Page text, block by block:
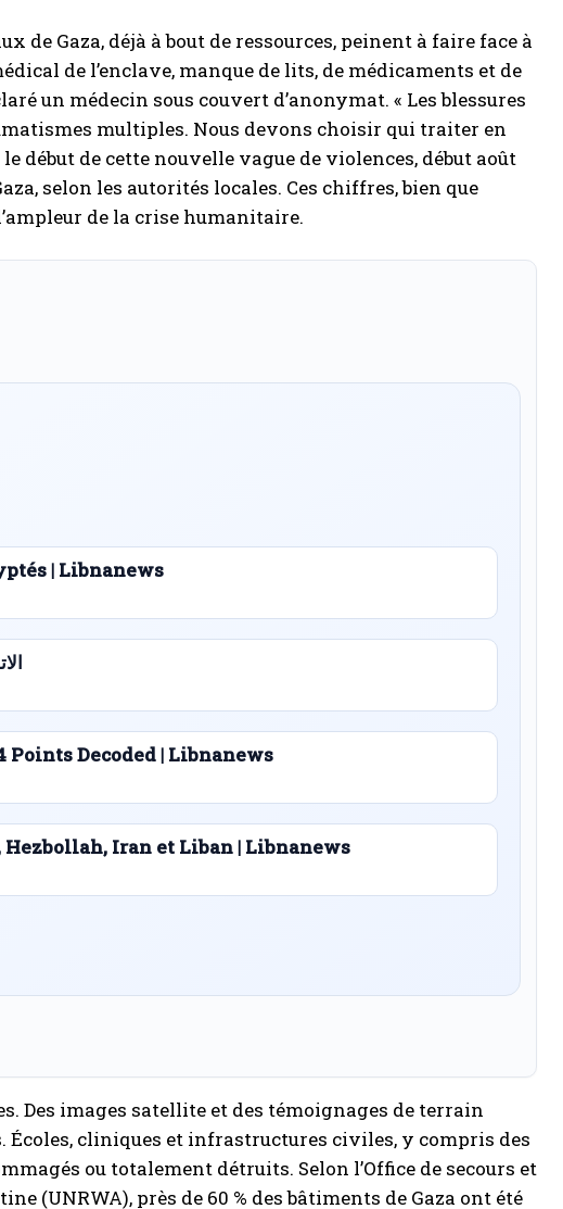
de Gaza, déjà à bout de ressources, peinent à faire face à
de l’enclave, manque de lits, de médicaments et de
un médecin sous couvert d’anonymat. « Les blessures
multiples. Nous devons choisir qui traiter en
début de cette nouvelle vague de violences, début août
selon les autorités locales. Ces chiffres, bien que
de la crise humanitaire.
| Libnanews
Decoded | Libnanews
Iran et Liban | Libnanews
Des images satellite et des témoignages de terrain
cliniques et infrastructures civiles, y compris des
ou totalement détruits. Selon l’Office de secours et
(UNRWA), près de 60 % des bâtiments de Gaza ont été